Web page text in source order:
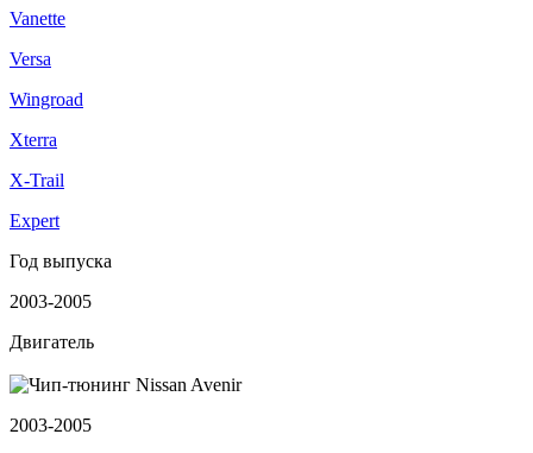
Vanette
Versa
Wingroad
Xterra
X-Trail
Expert
Год выпуска
2003-2005
Двигатель
2003-2005